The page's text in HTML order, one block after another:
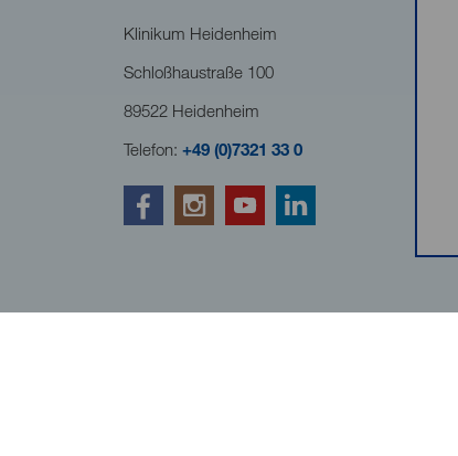
Klinikum Heidenheim
Schloßhaustraße 100
89522 Heidenheim
Telefon: +49 (0)7321 33 0